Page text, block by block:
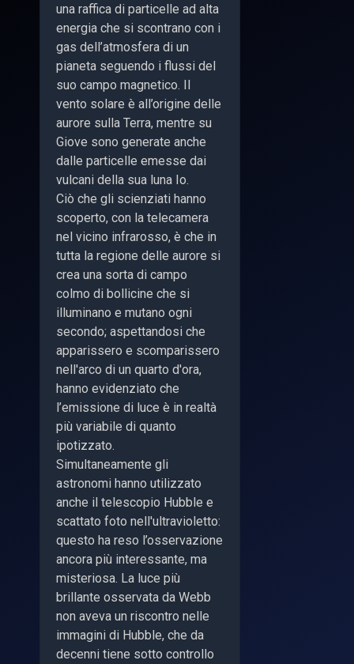
una raffica di particelle ad alta
energia che si scontrano con i
gas dell’atmosfera di un
pianeta seguendo i flussi del
suo campo magnetico. Il
vento solare è all’origine delle
aurore sulla Terra, mentre su
Giove sono generate anche
dalle particelle emesse dai
vulcani della sua luna Io.
Ciò che gli scienziati hanno
scoperto, con la telecamera
nel vicino infrarosso, è che in
tutta la regione delle aurore si
crea una sorta di campo
colmo di bollicine che si
illuminano e mutano ogni
secondo; aspettandosi che
apparissero e scomparissero
nell'arco di un quarto d'ora,
hanno evidenziato che
l’emissione di luce è in realtà
più variabile di quanto
ipotizzato.
Simultaneamente gli
astronomi hanno utilizzato
anche il telescopio Hubble e
scattato foto nell'ultravioletto:
questo ha reso l’osservazione
ancora più interessante, ma
misteriosa. La luce più
brillante osservata da Webb
non aveva un riscontro nelle
immagini di Hubble, che da
decenni tiene sotto controllo